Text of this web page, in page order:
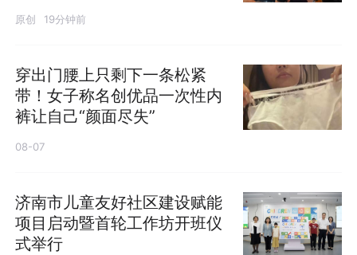
原创 19分钟前
穿出门腰上只剩下一条松紧
带！女子称名创优品一次性内
裤让自己“颜面尽失”
08-07
济南市儿童友好社区建设赋能
项目启动暨首轮工作坊开班仪
式举行